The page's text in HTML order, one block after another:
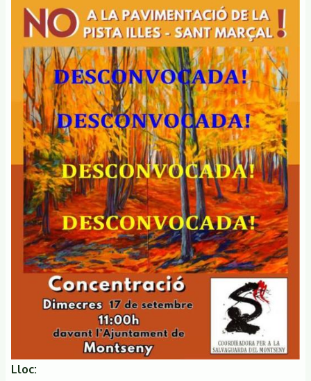
Acord
entre
l'Ajuntament
de
Montseny
i
la
Coordinadora
per
a
la
Salvaguarda
del
Montseny.
Lloc